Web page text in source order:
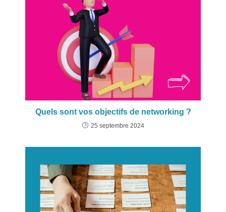
Quels sont vos objectifs de networking ?
25 septembre 2024